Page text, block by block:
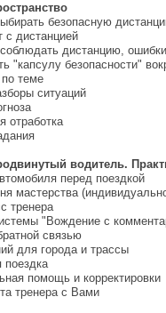
безопасную
с дистанцией
дистанцию,
"капсулу безопасности"
теме
ситуаций
отработка
водитель.
перед поездкой
мастерства
тренера
"Вождение с
связью
для города и трассы
поездка
помощь и корректировки
тренера с Вами